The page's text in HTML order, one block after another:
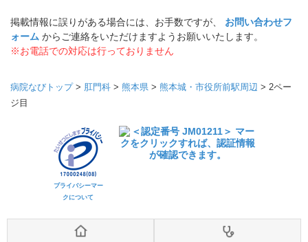
掲載情報に誤りがある場合には、お手数ですが、 お問い合わせフ
ォーム からご連絡をいただけますようお願いいたします。
※お電話での対応は行っておりません
病院なびトップ> 肛門科 > 熊本県 > 熊本城・市役所前駅周辺 > 2ペー
ジ目
プライバシーマー
クについて